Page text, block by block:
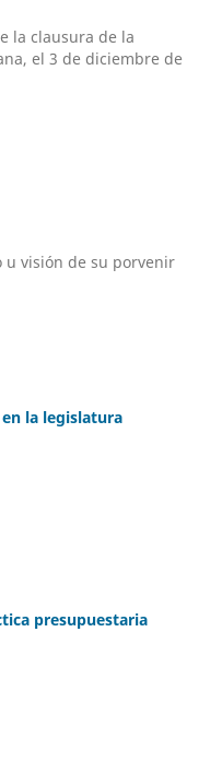
la clausura de la
el 3 de diciembre de
u visión de su porvenir
la legislatura
presupuestaria